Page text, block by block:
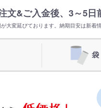
文&ご入金後、 3～5日
大変延びております。納期目安は新着
袋